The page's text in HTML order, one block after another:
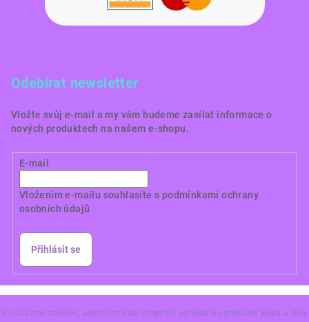
Používáme cookies, abychom Vám umožnili pohodlné prohlížení webu a díky
Odebírat newsletter
Vložte svůj e-mail a my vám budeme zasílat informace o
nových produktech na našem e-shopu.
E-mail
Vložením e-mailu souhlasíte s podmínkami ochrany
osobních údajů
Přihlásit se
vyhrazena.